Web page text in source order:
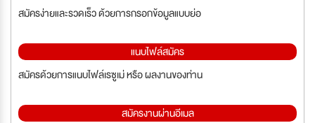
สมัครง่ายและรวดเร็ว ด้วยการกรอกข้อมูลแบบย่อ
แนบไฟล์สมัคร
สมัครด้วยการแนบไฟล์เรซูเม่ หรือ ผลงานของท่าน
สมัครงานผ่านอีเมล